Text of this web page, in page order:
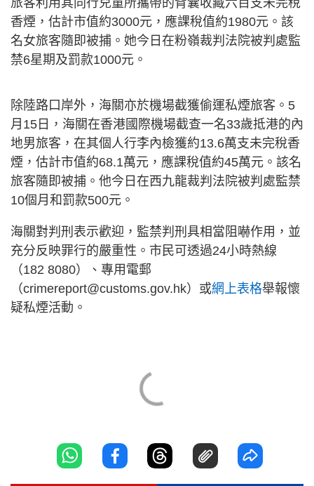
旅客利用其同行兒童所攜帶的背囊收藏六百支未完稅
香煙，估計市值約3000元，應課稅值約1980元。該
名女旅客隨即被捕。她今日在粉嶺裁判法院被判處監
禁6星期及罰款1000元。
除陸路口岸外，海關亦於機場截獲偷運私煙旅客。5
月15日，海關在香港國際機場截查一名33歲抵港的內
地男旅客，在其個人行李內檢獲約13.6萬支未完稅香
煙，估計市值約68.1萬元，應課稅值約45萬元。該名
旅客隨即被捕。他今日在西九龍裁判法院被判處監禁
10個月和罰款500元。
海關對判刑表示歡迎，監禁判刑具相當阻嚇作用，並
充分反映罪行的嚴重性。市民可透過24小時熱線
（182 8080）、專用電郵
（crimereport@customs.gov.hk）或網上表格舉報懷
疑私煙活動。